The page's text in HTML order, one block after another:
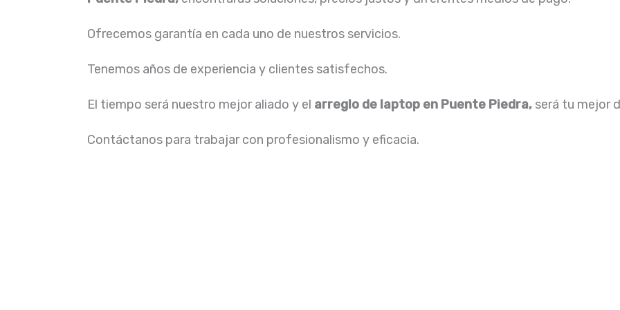
Ofrecemos garantía en cada uno de nuestros servicios.
Tenemos años de experiencia y clientes satisfechos.
El tiempo será nuestro mejor aliado y el arreglo de laptop en Puente Piedra, será tu mejor
Contáctanos para trabajar con profesionalismo y eficacia.